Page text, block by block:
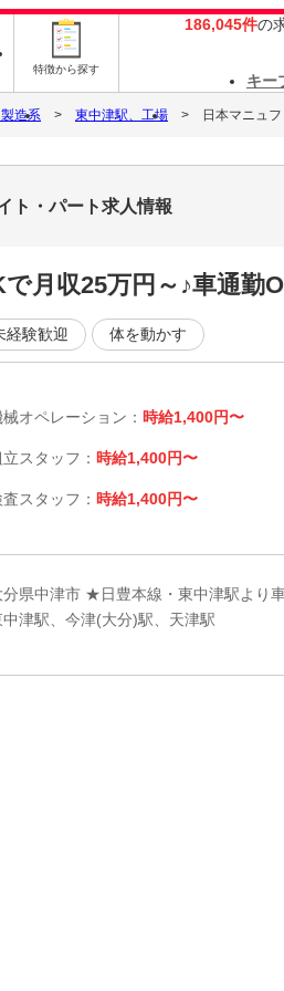
特徴から探す
186,045件の
キー
造系 東中津駅、工場 日本マニュ
ト・パート求人情報
月収25万円～♪車通勤
経験歓迎 体を動かす
オペレーション： 時給1,400円〜
スタッフ： 時給1,400円〜
スタッフ： 時給1,400円〜
分県中津市 ★日豊本線・東中津駅より
中津駅、今津(大分)駅、天津駅